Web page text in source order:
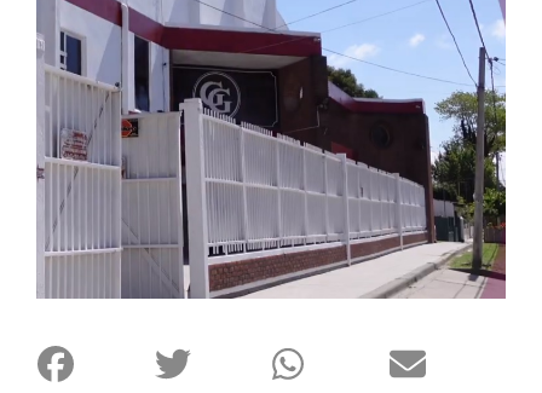
Ciudad
Deportes
Arte
y
Espectáculos
Policiales
de
Familia